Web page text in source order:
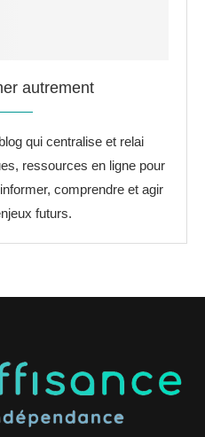
autrement
qui centralise et relai
ressources en ligne pour
comprendre et agir
futurs.